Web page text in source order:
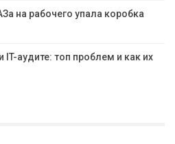
на рабочего упала коробка
IT-аудите: топ проблем и как их